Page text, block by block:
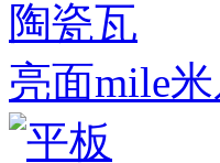
亮面mile